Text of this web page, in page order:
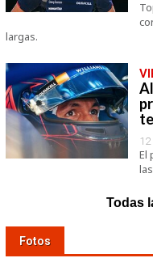
largas.
El
Todas
Fotos